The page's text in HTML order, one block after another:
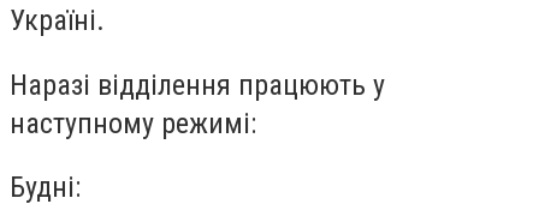
Україні.
Наразі відділення працюють у
наступному режимі:
Будні: